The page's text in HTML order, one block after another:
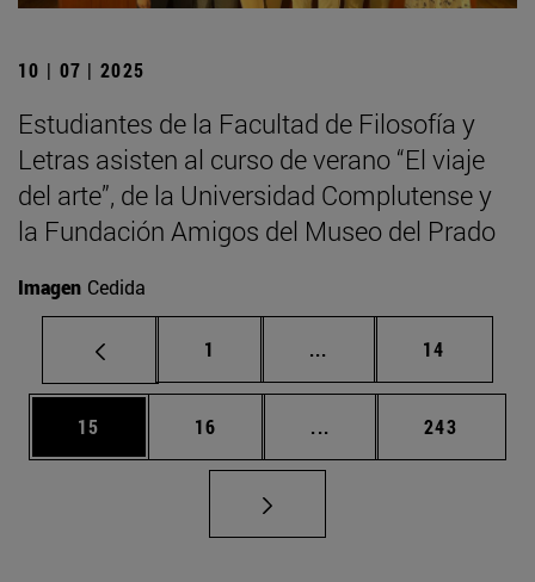
10 | 07 | 2025
Estudiantes de la Facultad de Filosofía y
Letras asisten al curso de verano “El viaje
del arte”, de la Universidad Complutense y
la Fundación Amigos del Museo del Prado
Imagen Cedida
Página
1 ... Páginas intermedias
Página
14
Página
15 Página
16 ... Páginas intermedias
Página
243